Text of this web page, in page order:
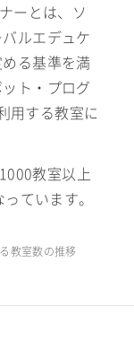
ーとは、ソ
ルエデュケ
る基準を満
ト・プログ
用する教室に
教室以上
ています。
教室数の推移